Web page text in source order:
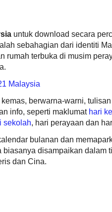
untuk download secara
sebahagian dari identiti
rumah terbuka di musim
Malaysia
berwarna-warni,
info, seperti maklumat hari
sekolah, hari perayaan dan
bulanan dan
biasanya disampaikan dalam
dan Cina.